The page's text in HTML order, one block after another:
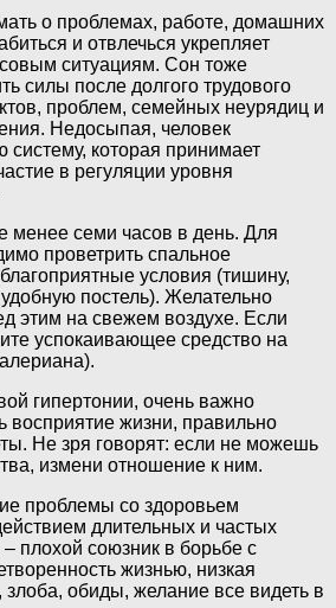
о проблемах, работе, домашних
и отвлечься укрепляет
ситуациям. Сон тоже
силы после долгого трудового
проблем, семейных неурядиц и
Недосыпая, человек
систему, которая принимает
в регуляции уровня
менее семи часов в день. Для
проветрить спальное
условия (тишину,
постель). Желательно
этим на свежем воздухе. Если
успокаивающее средство на
гипертонии, очень важно
восприятие жизни, правильно
Не зря говорят: если не можешь
измени отношение к ним.
проблемы со здоровьем
длительных и частых
плохой союзник в борьбе с
жизнью, низкая
злоба, обиды, желание все видеть в